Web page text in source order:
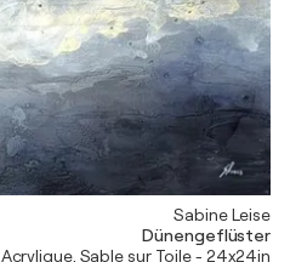
Sabine Leise
Dünengeflüster
Acrylique, Sable sur Toile - 24x24in